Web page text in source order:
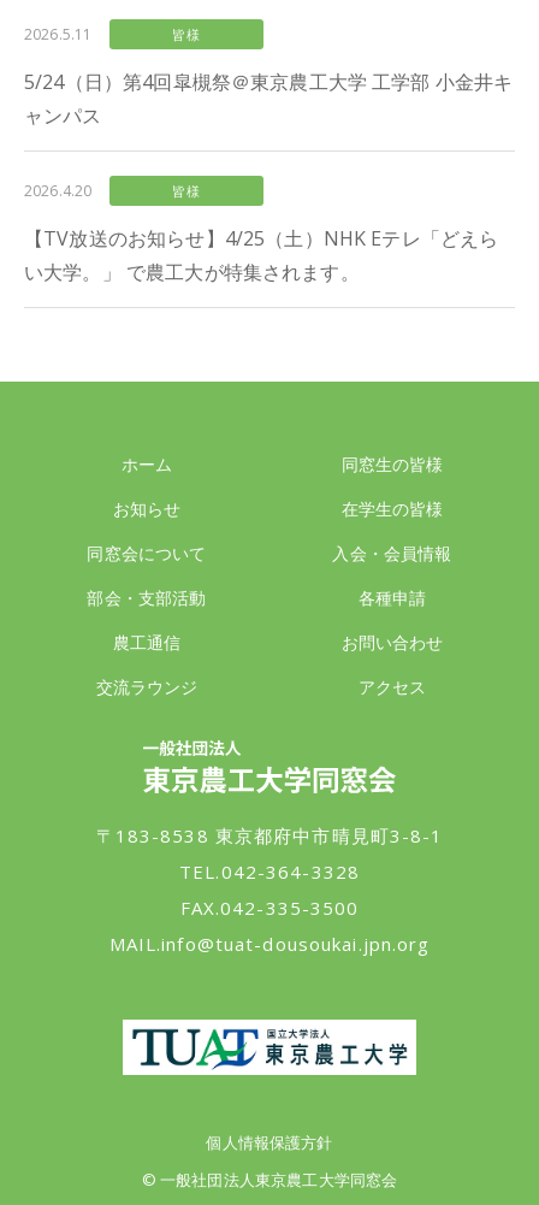
2026.5.11 皆様
5/24（日）第4回皐槻祭＠東京農工大学 工学部 小金井キ
ャンパス
2026.4.20 皆様
【TV放送のお知らせ】4/25（土）NHK Eテレ「どえら
い大学。」 で農工大が特集されます。
ホーム
お知らせ
同窓会について
部会・支部活動
農工通信
交流ラウンジ
同窓生の皆様
在学生の皆様
入会・会員情報
各種申請
お問い合わせ
アクセス
〒183-8538 東京都府中市晴見町3-8-1
TEL.042-364-3328
FAX.042-335-3500
MAIL.info@tuat-dousoukai.jpn.org
個人情報保護方針
© 一般社団法人東京農工大学同窓会